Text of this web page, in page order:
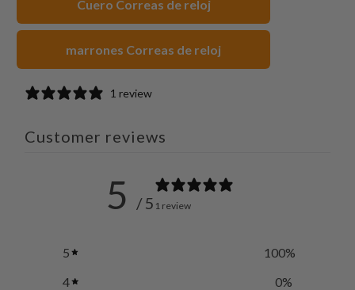
Cuero Correas de reloj
marrones Correas de reloj
1 review
Customer reviews
5 / 5 1 review
5 100%
4
0%